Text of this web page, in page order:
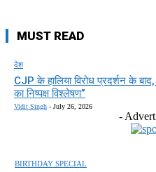
MUST READ
देश
CJP के हालिया विरोध प्रदर्शन के
का निष्पक्ष विश्लेषण”
Vidit Singh - July 26, 2026
-
BIRTHDAY SPECIAL